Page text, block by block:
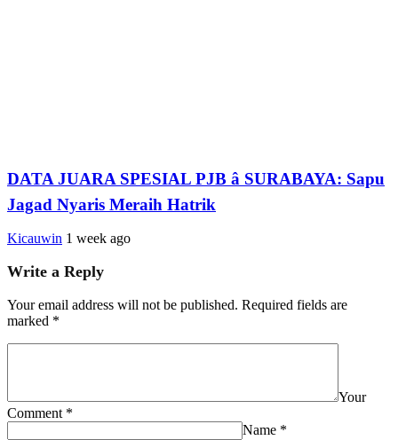
DATA JUARA SPESIAL PJB â SURABAYA: Sapu
Jagad Nyaris Meraih Hatrik
Kicauwin 1 week ago
Write a Reply
Your email address will not be published. Required fields are
marked *
Your
Comment *
Name *